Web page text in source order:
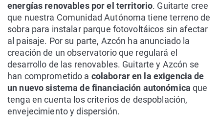
energías renovables por el territorio. Guitarte cree
que nuestra Comunidad Autónoma tiene terreno de
sobra para instalar parque fotovoltáicos sin afectar
al paisaje. Por su parte, Azcón ha anunciado la
creación de un observatorio que regulará el
desarrollo de las renovables. Guitarte y Azcón se
han comprometido a colaborar en la exigencia de
un nuevo sistema de financiación autonómicaque
tenga en cuenta los criterios de despoblación,
envejecimiento y dispersión.